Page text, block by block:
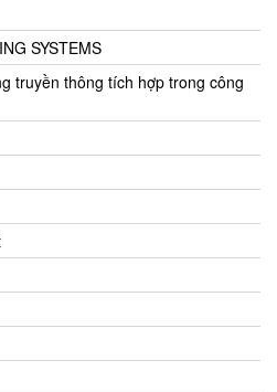
SYSTEMS
truyền thông tích hợp trong công